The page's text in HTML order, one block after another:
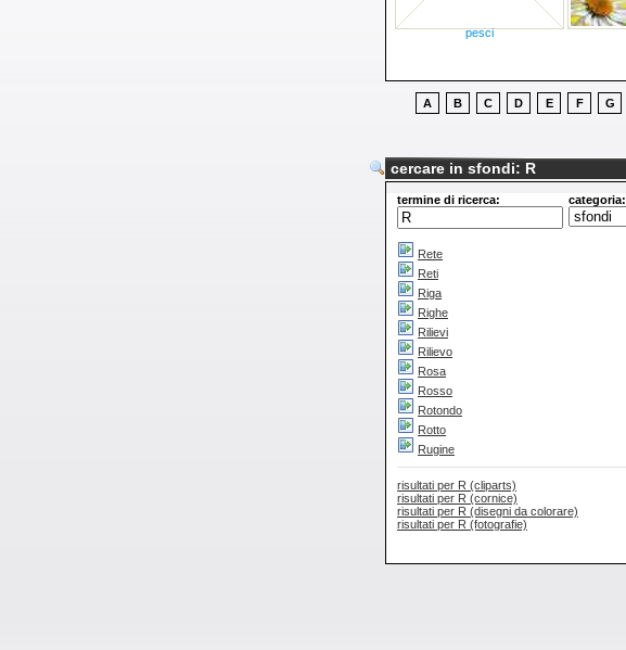
pesci
A B C D E F G
cercare in sfondi: R
termine di ricerca: categoria:
Rete
Reti
Riga
Righe
Rilievi
Rilievo
Rosa
Rosso
Rotondo
Rotto
Rugine
risultati per R (cliparts)
risultati per R (cornice)
risultati per R (disegni da colorare)
risultati per R (fotografie)